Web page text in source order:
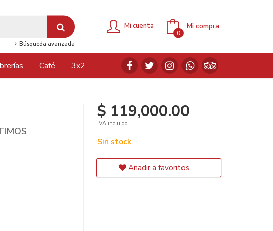
Búsqueda avanzada
Mi cuenta Mi compra
0
Café 3x2
$ 119,000.00
IVA incluido
Sin stock
Añadir a favoritos